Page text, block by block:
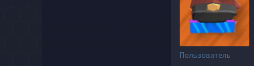
Пользователь